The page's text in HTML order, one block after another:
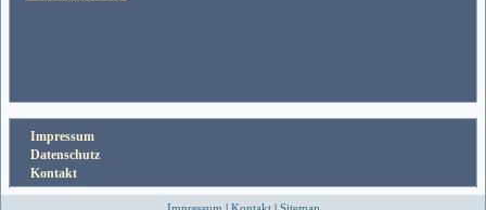
Impressum
Datenschutz
Kontakt